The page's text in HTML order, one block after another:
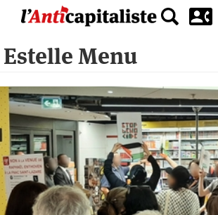
principal
Estelle Menu